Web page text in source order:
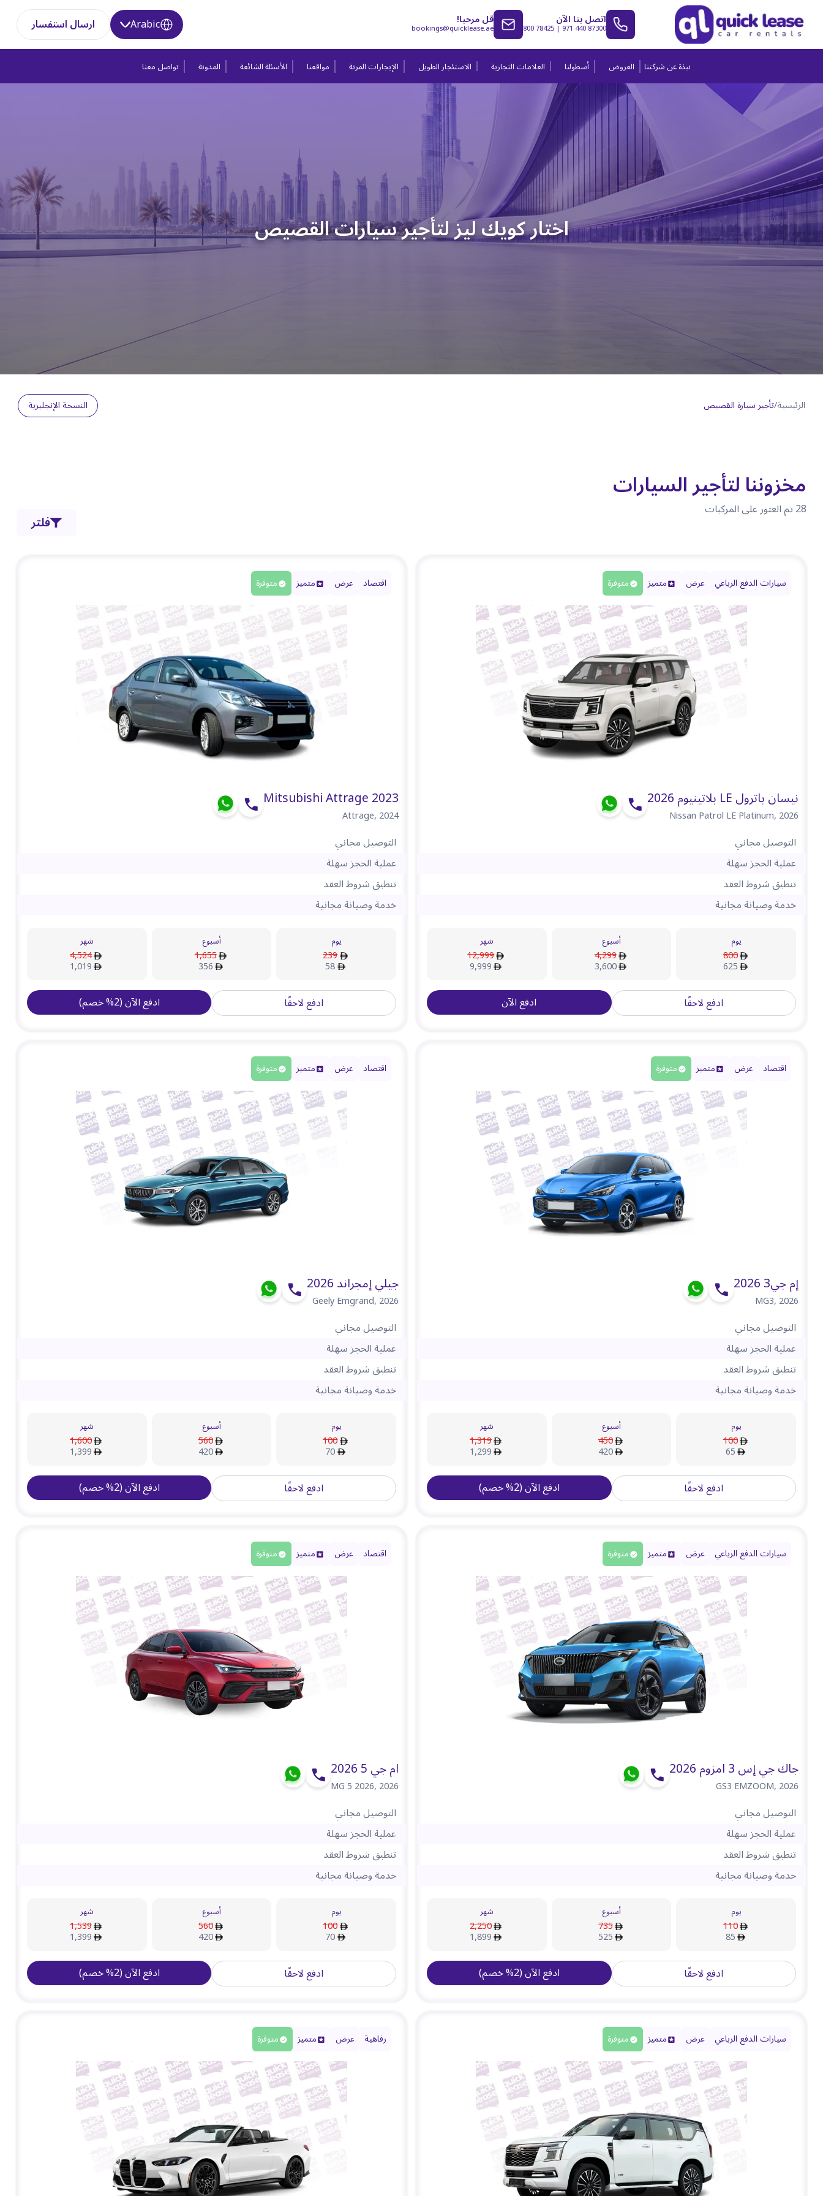
اتصل بنا الآن800 78425 |971 440 87300 قل مرحبا!
bookings@quicklease.ae
Arabic ارسال استفسار
نبذة عن شركتنا العروض أسطولنا العلامات التجارية الاستئجار الطويل الإيجارات المرنة مواقعنا الأسئلة الشائعة المدونة تواصل معنا
اختار كويك ليز لتأجير سيارات القصيص
الرئيسية/تأجير سيارة القصيص النسخة الإنجليزية
مخزوننا لتأجير السيارات
28تم العثور على المركبات
فلتر
سيارات الدفع الرباعي عرض متميز متوفرة
نيسان باترول LE بلاتينيوم 2026
Nissan Patrol LE Platinum,2026
التوصيل مجاني
عملية الحجز سهلة
تنطبق شروط العقد
خدمة وصيانة مجانية
يوم
800
625
أسبوع
4,299
3,600
شهر
12,999
9,999
ادفع لاحقًا ادفع الآن
اقتصاد عرض متميز متوفرة
Mitsubishi Attrage 2023
Attrage,2024
التوصيل مجاني
عملية الحجز سهلة
تنطبق شروط العقد
خدمة وصيانة مجانية
يوم
239
58
أسبوع
1,655
356
شهر
4,524
1,019
ادفع لاحقًا ادفع الآن(
2
%خصم)
اقتصاد عرض متميز متوفرة
إم جي3 2026
MG3,2026
التوصيل مجاني
عملية الحجز سهلة
تنطبق شروط العقد
خدمة وصيانة مجانية
يوم
100
65
أسبوع
450
420
شهر
1,319
1,299
ادفع لاحقًا ادفع الآن(
2
%خصم)
اقتصاد عرض متميز متوفرة
جيلي إمجراند 2026
Geely Emgrand,2026
التوصيل مجاني
عملية الحجز سهلة
تنطبق شروط العقد
خدمة وصيانة مجانية
يوم
100
70
أسبوع
560
420
شهر
1,600
1,399
ادفع لاحقًا ادفع الآن(
2
%خصم)
سيارات الدفع الرباعي عرض متميز متوفرة
جاك جي إس 3 امزوم 2026
GS3 EMZOOM,2026
التوصيل مجاني
عملية الحجز سهلة
تنطبق شروط العقد
خدمة وصيانة مجانية
يوم
110
85
أسبوع
735
525
شهر
2,250
1,899
ادفع لاحقًا ادفع الآن(
2
%خصم)
اقتصاد عرض متميز متوفرة
ام جي 5 2026
MG 5 2026,2026
التوصيل مجاني
عملية الحجز سهلة
تنطبق شروط العقد
خدمة وصيانة مجانية
يوم
100
70
أسبوع
560
420
شهر
1,539
1,399
ادفع لاحقًا ادفع الآن(
2
%خصم)
سيارات الدفع الرباعي عرض متميز متوفرة رفاهية عرض متميز متوفرة